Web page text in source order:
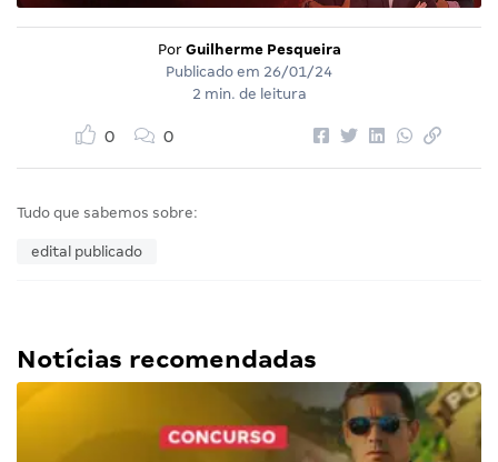
Por Guilherme Pesqueira
Publicado em 26/01/24
2 min. de leitura
0 0
Tudo que sabemos sobre:
edital publicado
Notícias recomendadas